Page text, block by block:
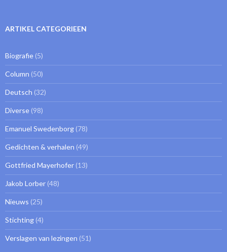
ARTIKEL CATEGORIEEN
Biografie (5)
Column (50)
Deutsch (32)
Diverse (98)
Emanuel Swedenborg (78)
Gedichten & verhalen (49)
Gottfried Mayerhofer (13)
Jakob Lorber (48)
Nieuws (25)
Stichting (4)
Verslagen van lezingen (51)